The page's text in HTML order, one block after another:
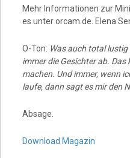
Mehr Informationen zur
es unter orcam.de. Elena
O-Ton: Was auch total
immer die Gesichter ab.
machen. Und immer, wenn
laufe, dann sagt es mir den
Absage.
Download Magazin